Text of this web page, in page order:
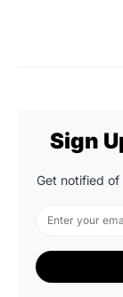
Sign
Get notified of